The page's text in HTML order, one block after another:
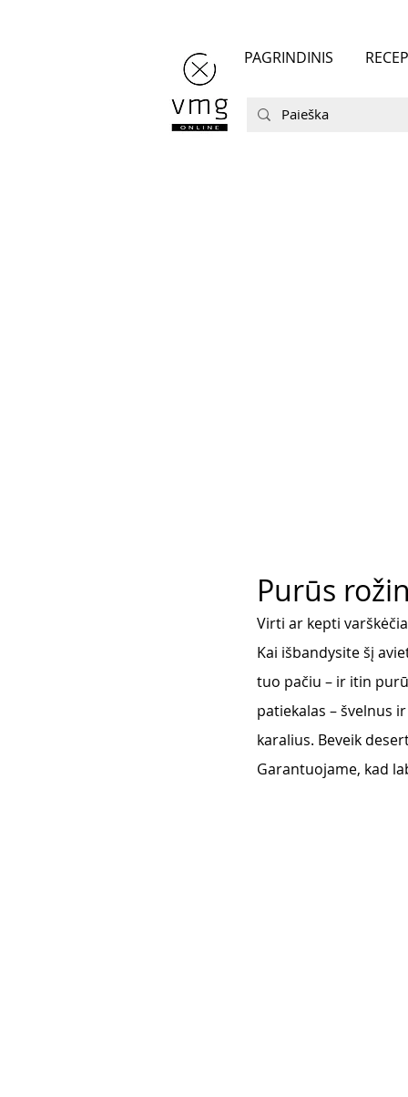
PAGRINDINIS
Purūs
Virti ar kepti
Kai išbandysite šį
tuo pačiu – ir itin
patiekalas – švelnus
karalius. Beveik
Garantuojame, kad